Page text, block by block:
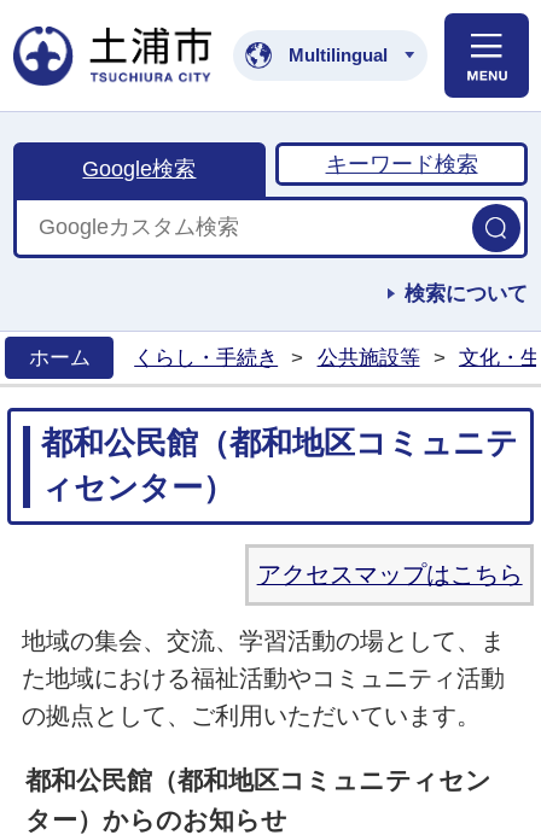
土浦市公式ホームペ
Multilingual
Google検索 キーワード検索
検索について
ホーム
くらし・手続き > 公共施設等 > 文化・
都和公民館（都和地区コミュニテ
ィセンター）
アクセスマップはこちら
地域の集会、交流、学習活動の場として、ま
た地域における福祉活動やコミュニティ活動
の拠点として、ご利用いただいています。
都和公民館（都和地区コミュニティセン
ター）からのお知らせ